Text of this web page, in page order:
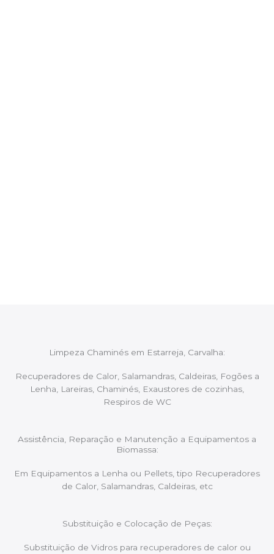
Limpeza Chaminés em Estarreja, Carvalha:
Recuperadores de Calor, Salamandras, Caldeiras, Fogões a
Lenha, Lareiras, Chaminés, Exaustores de cozinhas,
Respiros de WC
Assistência, Reparação e Manutenção a Equipamentos a
Biomassa:
Em Equipamentos a Lenha ou Pellets, tipo Recuperadores
de Calor, Salamandras, Caldeiras, etc
Substituição e Colocação de Peças:
Substituição de Vidros para recuperadores de calor ou